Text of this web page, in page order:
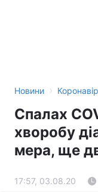
Новини ›
Спалах
хворобу
мера, ще
17:57, 03.08.20